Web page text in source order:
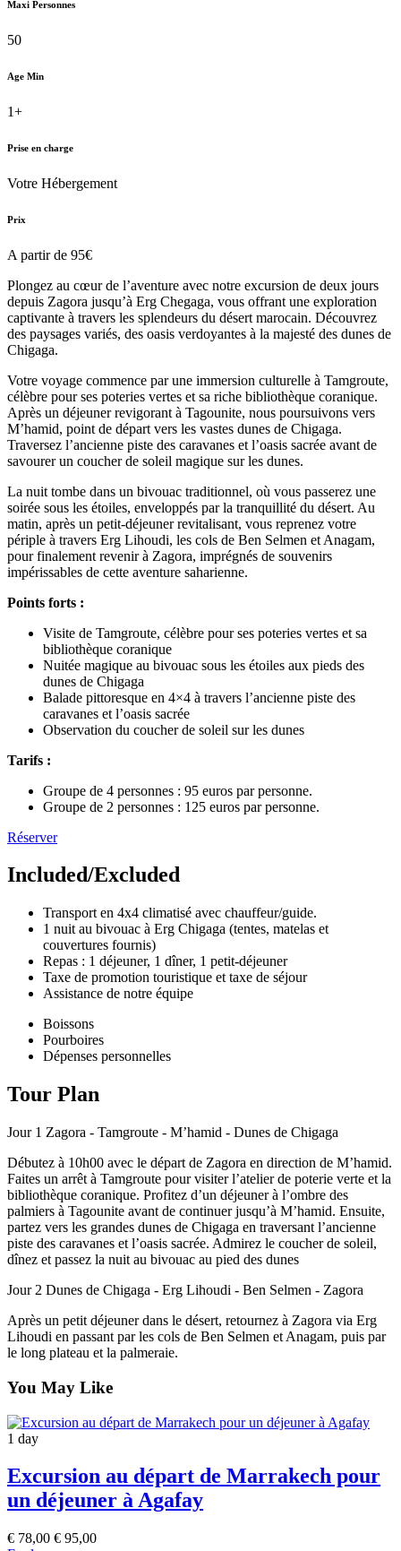
Maxi Personnes
50
Age Min
1+
Prise en charge
Votre Hébergement
Prix
A partir de 95€
Plongez au cœur de l’aventure avec notre excursion de deux jours
depuis Zagora jusqu’à Erg Chegaga, vous offrant une exploration
captivante à travers les splendeurs du désert marocain. Découvrez
des paysages variés, des oasis verdoyantes à la majesté des dunes de
Chigaga.
Votre voyage commence par une immersion culturelle à Tamgroute,
célèbre pour ses poteries vertes et sa riche bibliothèque coranique.
Après un déjeuner revigorant à Tagounite, nous poursuivons vers
M’hamid, point de départ vers les vastes dunes de Chigaga.
Traversez l’ancienne piste des caravanes et l’oasis sacrée avant de
savourer un coucher de soleil magique sur les dunes.
La nuit tombe dans un bivouac traditionnel, où vous passerez une
soirée sous les étoiles, enveloppés par la tranquillité du désert. Au
matin, après un petit-déjeuner revitalisant, vous reprenez votre
périple à travers Erg Lihoudi, les cols de Ben Selmen et Anagam,
pour finalement revenir à Zagora, imprégnés de souvenirs
impérissables de cette aventure saharienne.
Points forts :
Visite de Tamgroute, célèbre pour ses poteries vertes et sa
bibliothèque coranique
Nuitée magique au bivouac sous les étoiles aux pieds des
dunes de Chigaga
Balade pittoresque en 4×4 à travers l’ancienne piste des
caravanes et l’oasis sacrée
Observation du coucher de soleil sur les dunes
Tarifs :
Groupe de 4 personnes : 95 euros par personne.
Groupe de 2 personnes : 125 euros par personne.
Réserver
Included/Excluded
Transport en 4x4 climatisé avec chauffeur/guide.
1 nuit au bivouac à Erg Chigaga (tentes, matelas et
couvertures fournis)
Repas : 1 déjeuner, 1 dîner, 1 petit-déjeuner
Taxe de promotion touristique et taxe de séjour
Assistance de notre équipe
Boissons
Pourboires
Dépenses personnelles
Tour Plan
Jour 1 Zagora - Tamgroute - M’hamid - Dunes de Chigaga
Débutez à 10h00 avec le départ de Zagora en direction de M’hamid.
Faites un arrêt à Tamgroute pour visiter l’atelier de poterie verte et la
bibliothèque coranique. Profitez d’un déjeuner à l’ombre des
palmiers à Tagounite avant de continuer jusqu’à M’hamid. Ensuite,
partez vers les grandes dunes de Chigaga en traversant l’ancienne
piste des caravanes et l’oasis sacrée. Admirez le coucher de soleil,
dînez et passez la nuit au bivouac au pied des dunes
Jour 2 Dunes de Chigaga - Erg Lihoudi - Ben Selmen - Zagora
Après un petit déjeuner dans le désert, retournez à Zagora via Erg
Lihoudi en passant par les cols de Ben Selmen et Anagam, puis par
le long plateau et la palmeraie.
You May Like
1 day
Excursion au départ de Marrakech pour
un déjeuner à Agafay
€ 78,00 € 95,00